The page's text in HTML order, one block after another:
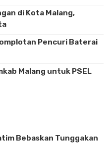
di Kota Malang,
Pencuri Baterai
Malang untuk PSEL
Bebaskan Tunggakan